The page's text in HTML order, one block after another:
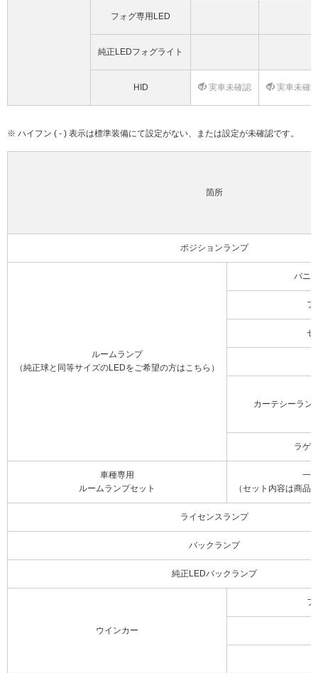
フォグ専用LED
純正LEDフォグライト
HID 実車未確認 実車未確
※ ハイフン ( - ) 表示は標準装備にて設定がない、または設定が未確認です。
箇所
ポジションランプ
ルームランプ
（純正球と同等サイズのLEDをご希望の方はこちら）
バニ
フ
セ
カーテシーラン
ラゲ
車種専用
ルームランプセット
一
（セット内容は商品
ライセンスランプ
バックランプ
純正LEDバックランプ
ウインカー
フ